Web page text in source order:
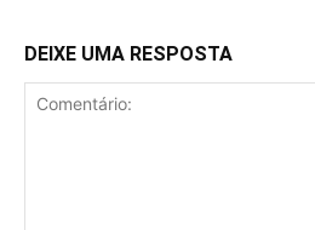
DEIXE UMA RESPOSTA